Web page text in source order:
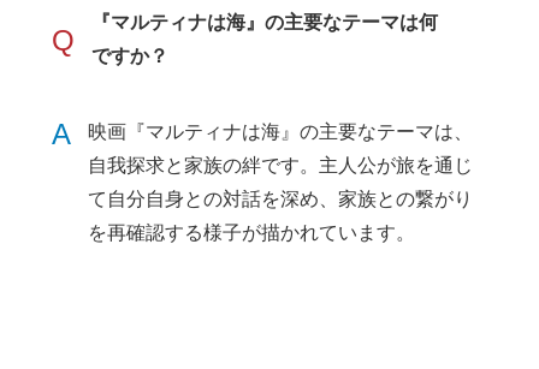
Q
『マルティナは海』の主要なテーマは何
ですか？
A
映画『マルティナは海』の主要なテーマは、
自我探求と家族の絆です。主人公が旅を通じ
て自分自身との対話を深め、家族との繋がり
を再確認する様子が描かれています。